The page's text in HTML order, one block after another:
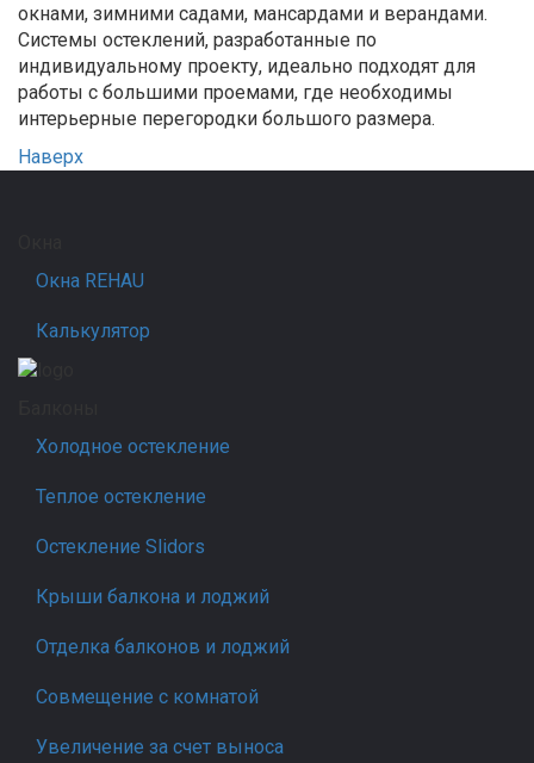
окнами, зимними садами, мансардами и верандами.
Системы остеклений, разработанные по
индивидуальному проекту, идеально подходят для
работы с большими проемами, где необходимы
интерьерные перегородки большого размера.
Наверх
Окна REHAU
Калькулятор
Холодное остекление
Теплое остекление
Остекление Slidors
Крыши балкона и лоджий
Отделка балконов и лоджий
Совмещение с комнатой
Увеличение за счет выноса